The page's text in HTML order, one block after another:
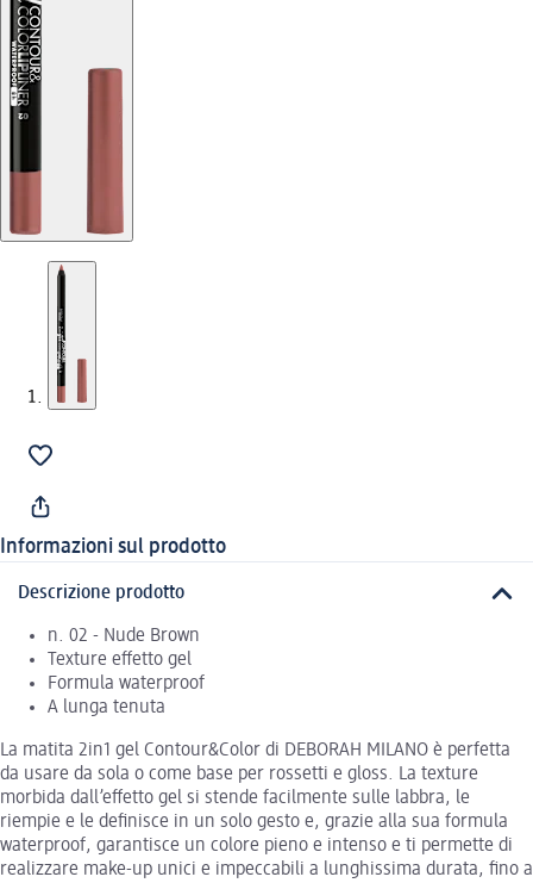
Informazioni sul prodotto
Descrizione prodotto
n. 02 - Nude Brown
Texture effetto gel
Formula waterproof
A lunga tenuta
La matita 2in1 gel Contour&Color di DEBORAH MILANO è perfetta
da usare da sola o come base per rossetti e gloss. La texture
morbida dall’effetto gel si stende facilmente sulle labbra, le
riempie e le definisce in un solo gesto e, grazie alla sua formula
waterproof, garantisce un colore pieno e intenso e ti permette di
realizzare make-up unici e impeccabili a lunghissima durata, fino a